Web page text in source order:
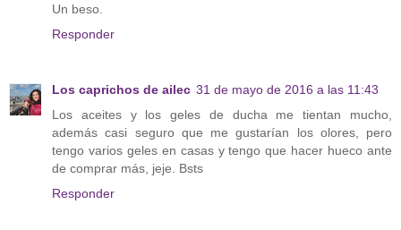
Un beso.
Responder
Los caprichos de ailec 31 de mayo de 2016 a las 11:43
Los aceites y los geles de ducha me tientan mucho,
además casi seguro que me gustarían los olores, pero
tengo varios geles en casas y tengo que hacer hueco ante
de comprar más, jeje. Bsts
Responder